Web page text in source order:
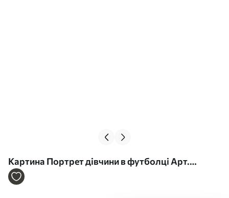
Картина Портрет дівчини в футболці Арт.
s47340